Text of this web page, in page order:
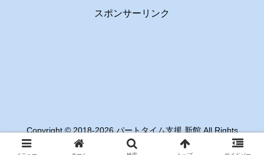
スポンサーリンク
Copyright © 2018-2026 パートタイム支援 新館 All Rights
Reserved.